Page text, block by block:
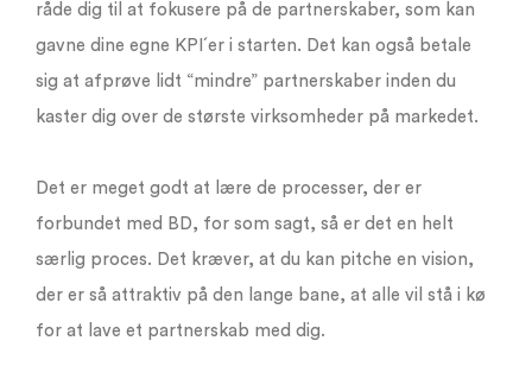
råde dig til at fokusere på de partnerskaber, som kan
gavne dine egne KPI´er i starten. Det kan også betale
sig at afprøve lidt “mindre” partnerskaber inden du
kaster dig over de største virksomheder på markedet.
Det er meget godt at lære de processer, der er
forbundet med BD, for som sagt, så er det en helt
særlig proces. Det kræver, at du kan pitche en vision,
der er så attraktiv på den lange bane, at alle vil stå i kø
for at lave et partnerskab med dig.